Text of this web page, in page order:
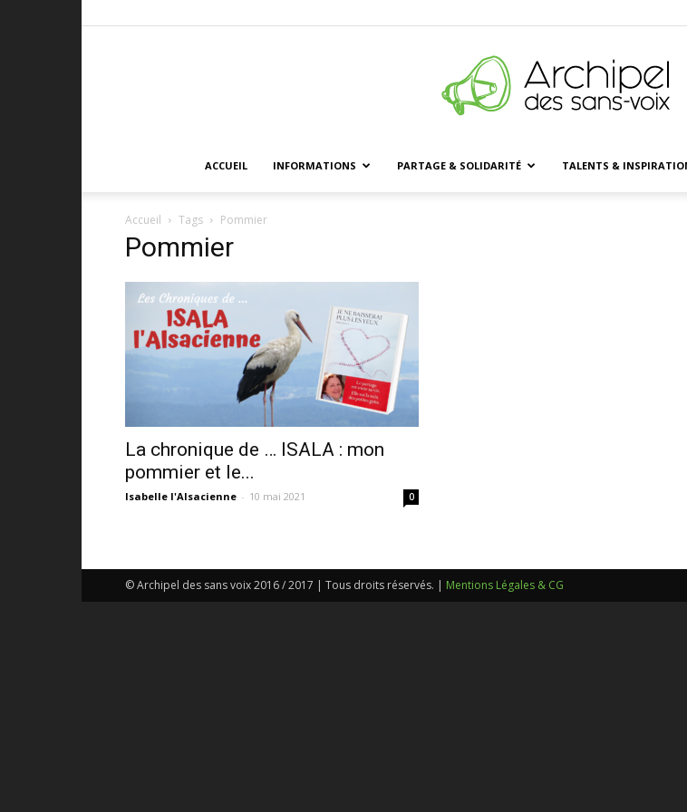
ACCUEIL INFORMATIONS PARTAGE & SOLIDARITÉ TALENTS &
Accueil Tags Pommier
Pommier
La chronique de … ISALA : mon
pommier et le...
Isabelle l'Alsacienne - 10 mai 2021 0
© Archipel des sans voix 2016 / 2017 | Tous droits réservés. | Mentions Légales & CG